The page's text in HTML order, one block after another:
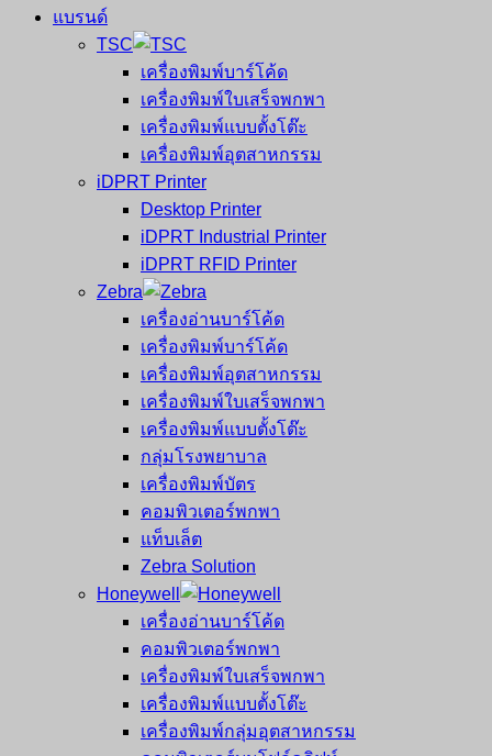
แบรนด์
TSC
เครื่องพิมพ์บาร์โค้ด
เครื่องพิมพ์ใบเสร็จพกพา
เครื่องพิมพ์แบบตั้งโต๊ะ
เครื่องพิมพ์อุตสาหกรรม
iDPRT Printer
Desktop Printer
iDPRT Industrial Printer
iDPRT RFID Printer
Zebra
เครื่องอ่านบาร์โค้ด
เครื่องพิมพ์บาร์โค้ด
เครื่องพิมพ์อุตสาหกรรม
เครื่องพิมพ์ใบเสร็จพกพา
เครื่องพิมพ์แบบตั้งโต๊ะ
กลุ่มโรงพยาบาล
เครื่องพิมพ์บัตร
คอมพิวเตอร์พกพา
แท็บเล็ต
Zebra Solution
Honeywell
เครื่องอ่านบาร์โค้ด
คอมพิวเตอร์พกพา
เครื่องพิมพ์ใบเสร็จพกพา
เครื่องพิมพ์แบบตั้งโต๊ะ
เครื่องพิมพ์กลุ่มอุตสาหกรรม